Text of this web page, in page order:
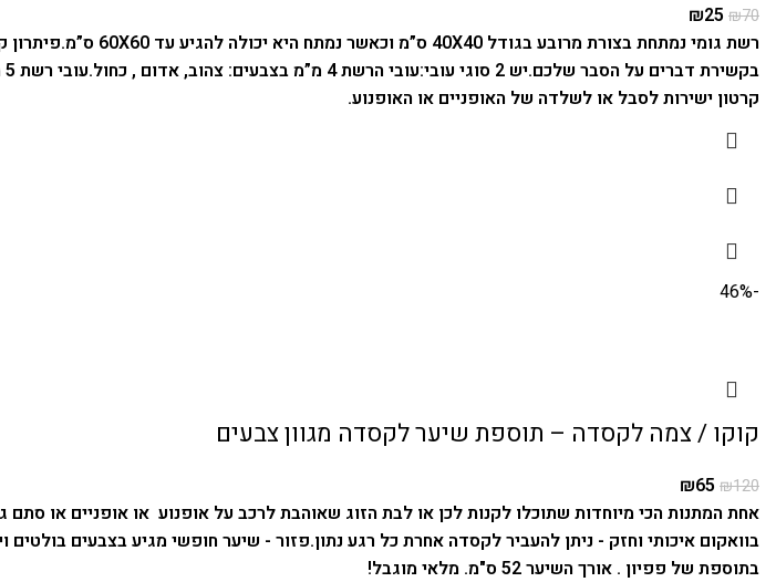
₪70
₪25
רשת גומי נמתחת בצורת מרובע בגודל 40X40 ס”מ וכאשר נמתח היא יכולה להגיע עד 60X60 ס”מ.
בקשירת דברים על הסבר שלכם.יש 2 סוגי עובי: עובי הרשת 4 מ”מ בצבעים: צהוב, אדום , כחול. עובי רשת 5 מ”מ בצבעים משולב מחזירי אור קטנים: אדום, שחור, כחול.
קרטון ישירות לסבל או לשלדה של האופניים או האופנוע.
-46%
קוקו / צמה לקסדה – תוספת שיער לקסדה מגוון צבעים
₪120
₪65
אחת המתנות הכי מיוחדות שתוכלו לקנות לכן או לבת הזוג שאוהבת לרכב על אופנוע או אופניים או סתם
בוואקום איכותי וחזק - ניתן להעביר לקסדה אחרת כל רגע נתון.פזור - שיער חופשי מגיע בצבעים
בתוספת של פפיון . אורך השיער 52 ס"מ. מלאי מוגבל!